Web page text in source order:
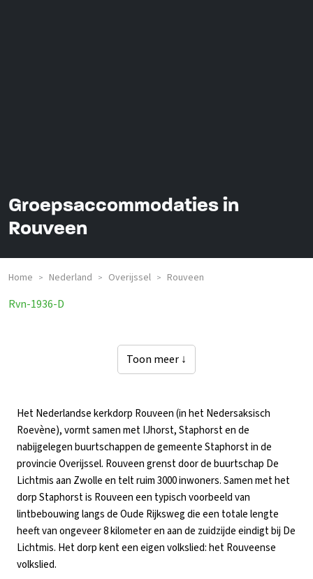
Groepsaccommodaties in
Rouveen
Home > Nederland > Overijssel > Rouveen
Rvn-1936-D
Toon meer ↓
Het Nederlandse kerkdorp Rouveen (in het Nedersaksisch
Roevène), vormt samen met IJhorst, Staphorst en de
nabijgelegen buurtschappen de gemeente Staphorst in de
provincie Overijssel. Rouveen grenst door de buurtschap De
Lichtmis aan Zwolle en telt ruim 3000 inwoners. Samen met het
dorp Staphorst is Rouveen een typisch voorbeeld van
lintbebouwing langs de Oude Rijksweg die een totale lengte
heeft van ongeveer 8 kilometer en aan de zuidzijde eindigt bij De
Lichtmis. Het dorp kent een eigen volkslied: het Rouveense
volkslied.